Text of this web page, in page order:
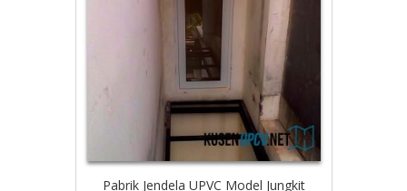
Pabrik Jendela UPVC Model Jungkit